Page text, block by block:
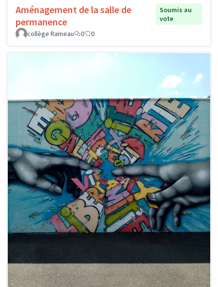
Aménagement de la salle de
permanence
Soumis au
vote
collège Rameau
0 0